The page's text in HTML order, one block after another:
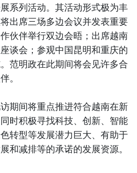
系列活动。其活动形式极为丰
出席三场多边会议并发表重要
伙伴举行双边会晤；出席越南
谈会；参观中国昆明和重庆的
范明政在此期间将会见许多合
。
期间将重点推进符合越南在新
时积极寻找科技、创新、智能
转型等发展潜力巨大、有助于
和减排等的承诺的发展资源。